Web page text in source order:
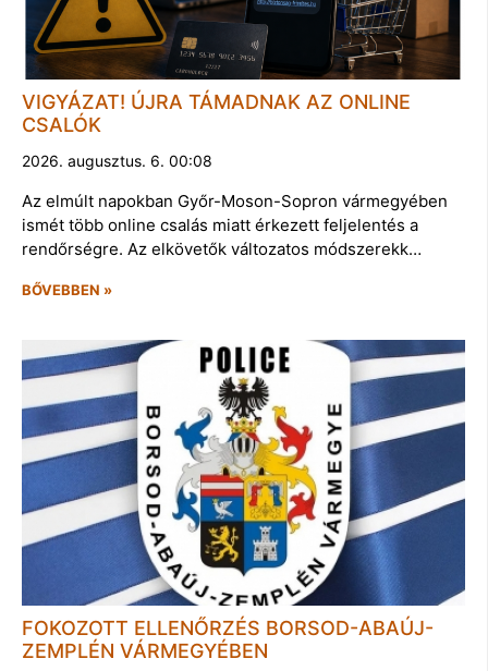
VIGYÁZAT! ÚJRA TÁMADNAK AZ ONLINE
CSALÓK
2026. augusztus. 6. 00:08
Az elmúlt napokban Győr-Moson-Sopron vármegyében
ismét több online csalás miatt érkezett feljelentés a
rendőrségre. Az elkövetők változatos módszerekk…
BŐVEBBEN »
FOKOZOTT ELLENŐRZÉS BORSOD-ABAÚJ-
ZEMPLÉN VÁRMEGYÉBEN